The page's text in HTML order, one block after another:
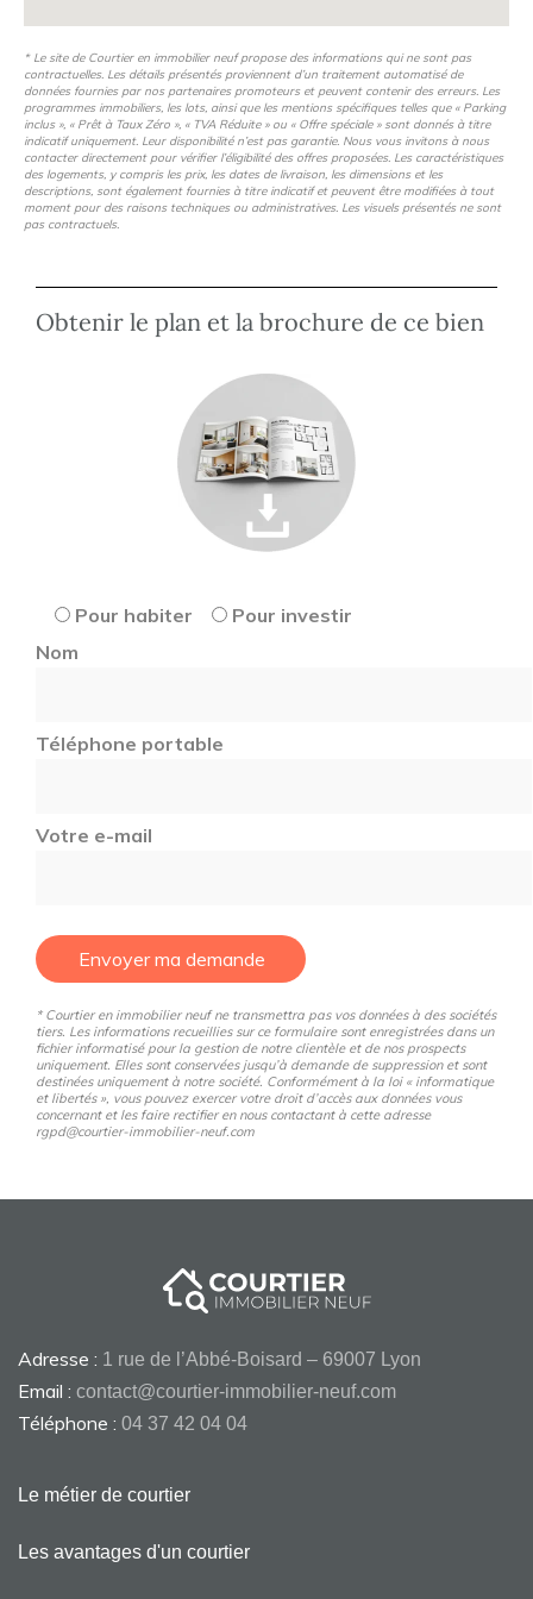
* Le site de Courtier en immobilier neuf propose des informations qui ne sont pas
contractuelles. Les détails présentés proviennent d’un traitement automatisé de
données fournies par nos partenaires promoteurs et peuvent contenir des erreurs. Les
programmes immobiliers, les lots, ainsi que les mentions spécifiques telles que « Parking
inclus », « Prêt à Taux Zéro », « TVA Réduite » ou « Offre spéciale » sont donnés à titre
indicatif uniquement. Leur disponibilité n’est pas garantie. Nous vous invitons à nous
contacter directement pour vérifier l’éligibilité des offres proposées. Les caractéristiques
des logements, y compris les prix, les dates de livraison, les dimensions et les
descriptions, sont également fournies à titre indicatif et peuvent être modifiées à tout
moment pour des raisons techniques ou administratives. Les visuels présentés ne sont
pas contractuels.
Obtenir le plan et la brochure de ce bien
Pour habiter
Pour investir
Nom
Téléphone portable
Votre e-mail
Envoyer ma demande
* Courtier en immobilier neuf ne transmettra pas vos données à des sociétés
tiers. Les informations recueillies sur ce formulaire sont enregistrées dans un
fichier informatisé pour la gestion de notre clientèle et de nos prospects
uniquement. Elles sont conservées jusqu’à demande de suppression et sont
destinées uniquement à notre société. Conformément à la loi « informatique
et libertés », vous pouvez exercer votre droit d’accès aux données vous
concernant et les faire rectifier en nous contactant à cette adresse
rgpd@courtier-immobilier-neuf.com
Adresse : 1 rue de l’Abbé-Boisard – 69007 Lyon
Email : contact@courtier-immobilier-neuf.com
Téléphone : 04 37 42 04 04
Le métier de courtier
Les avantages d'un courtier